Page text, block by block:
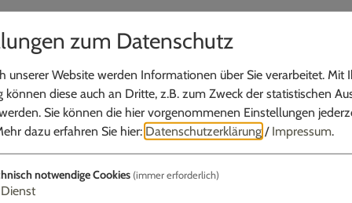
Facebook
WhatsApp
Link kopieren
E-Mail
Hecken. Die Kräuterpädagogin Brigitte
sind und welche man den Vögeln
im „Kräutertreff“.
Kräutertreff - Veranstaltu...
zum Datenschutz
unserer Website werden Informationen über Sie verarbeitet. Mit
können diese auch an Dritte, z.B. zum Zweck der statistischen
Sie können die hier vorgenommenen Einstellungen
dazu erfahren Sie hier: Datenschutzerklärung / Impressum.
notwendige Cookies (immer erforderlich)
Dienst